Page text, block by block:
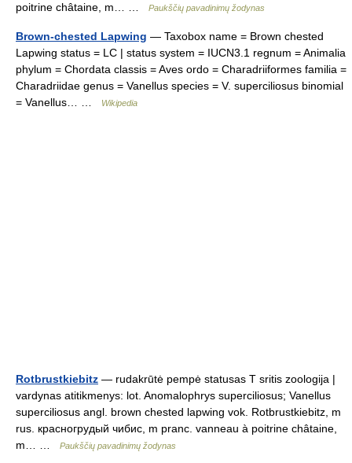
poitrine châtaine, m… …
Paukščių pavadinimų žodynas
Brown-chested Lapwing — Taxobox name = Brown chested
Lapwing status = LC | status system = IUCN3.1 regnum = Animalia
phylum = Chordata classis = Aves ordo = Charadriiformes familia =
Charadriidae genus = Vanellus species = V. superciliosus binomial
= Vanellus… …
Wikipedia
Rotbrustkiebitz — rudakrūtė pempė statusas T sritis zoologija |
vardynas atitikmenys: lot. Anomalophrys superciliosus; Vanellus
superciliosus angl. brown chested lapwing vok. Rotbrustkiebitz, m
rus. красногрудый чибис, m pranc. vanneau à poitrine châtaine,
m… …
Paukščių pavadinimų žodynas